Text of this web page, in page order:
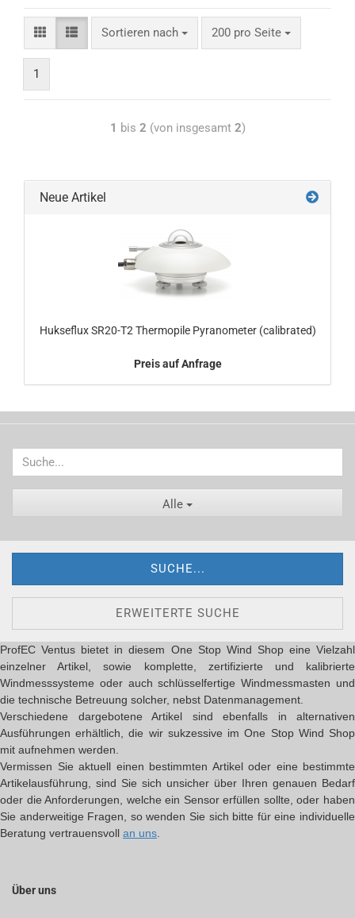
Sortieren nach 200 pro Seite
1
1 bis 2 (von insgesamt 2)
Neue Artikel
Hukseflux SR20-T2 Thermopile Pyranometer (calibrated)
Preis auf Anfrage
Alle
SUCHE...
ERWEITERTE SUCHE
ProfEC Ventus bietet in diesem One Stop Wind Shop eine Vielzahl
einzelner Artikel, sowie komplette, zertifizierte und kalibrierte
Windmesssysteme oder auch schlüsselfertige Windmessmasten und
die technische Betreuung solcher, nebst Datenmanagement.
Verschiedene dargebotene Artikel sind ebenfalls in alternativen
Ausführungen erhältlich, die wir sukzessive im One Stop Wind Shop
mit aufnehmen werden.
Vermissen Sie aktuell einen bestimmten Artikel oder eine bestimmte
Artikelausführung, sind Sie sich unsicher über Ihren genauen Bedarf
oder die Anforderungen, welche ein Sensor erfüllen sollte, oder haben
Sie anderweitige Fragen, so wenden Sie sich bitte für eine individuelle
Beratung vertrauensvoll an uns
Über uns